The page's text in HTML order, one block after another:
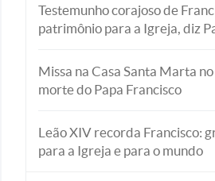
Testemunho corajoso de
patrimônio para a Igreja, diz
Missa na Casa Santa Marta
morte do Papa Francisco
Leão XIV recorda Francisco:
para a Igreja e para o mundo